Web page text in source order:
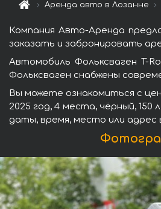
Аренда авто в Лозанне
Компания Авто-Аренда
заказать и забронировать
Автомобиль Фольксваген T-
Фольксваген снабжены
Вы можете ознакомиться с
2025 год, 4 места, чёрный,
даты, время, место или